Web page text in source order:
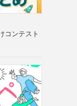
コンテスト